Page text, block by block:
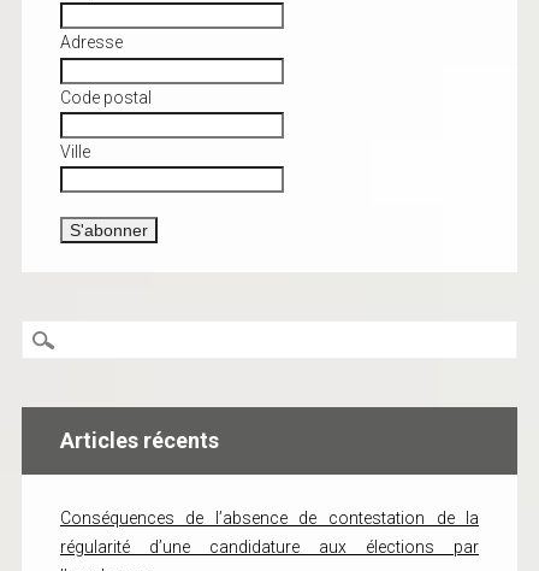
Adresse
Code postal
Ville
Articles récents
Conséquences de l’absence de contestation de la
régularité d’une candidature aux élections par